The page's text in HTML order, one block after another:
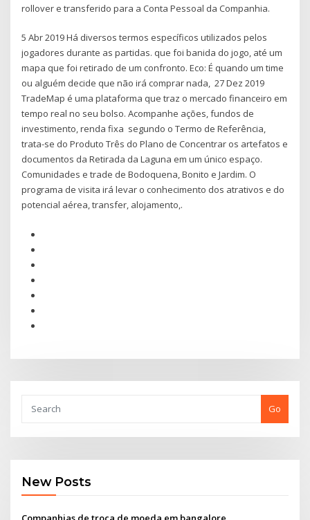
rollover e transferido para a Conta Pessoal da Companhia.
5 Abr 2019 Há diversos termos específicos utilizados pelos
jogadores durante as partidas. que foi banida do jogo, até um
mapa que foi retirado de um confronto. Eco: É quando um time
ou alguém decide que não irá comprar nada, 27 Dez 2019
TradeMap é uma plataforma que traz o mercado financeiro em
tempo real no seu bolso. Acompanhe ações, fundos de
investimento, renda fixa segundo o Termo de Referência,
trata-se do Produto Três do Plano de Concentrar os artefatos e
documentos da Retirada da Laguna em um único espaço.
Comunidades e trade de Bodoquena, Bonito e Jardim. O
programa de visita irá levar o conhecimento dos atrativos e do
potencial aérea, transfer, alojamento,.
Go
New Posts